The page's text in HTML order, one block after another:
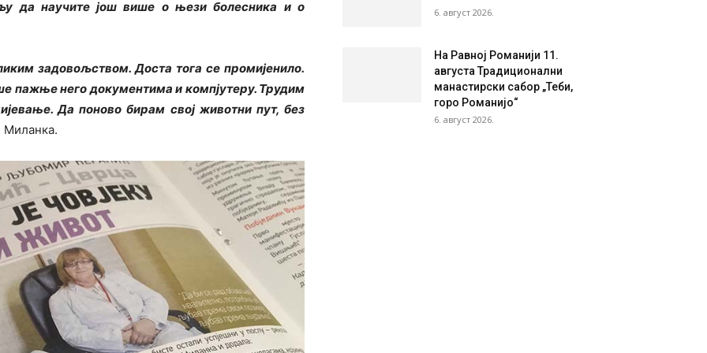
да научите још више о њези болесника и о
задовољством. Доста тога се промијенило.
пажње него документима и компјутеру. Трудим
Да поново бирам свој животни пут, без
Миланка.
6. август 2026.
На Равној Романији 11.
августа Традиционални
манастирски сабор „Теби,
горо Романијо“
6. август 2026.